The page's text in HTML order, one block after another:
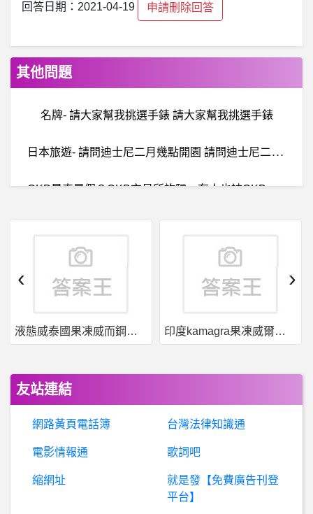
回答日期：2021-04-19 申請刪除回答
其他問題
名牌- 請大家幫我挑選手錶 請大家幫我挑選手錶
日
本旅遊- 請問迪士尼二月幾點開園 請問迪士尼二月幾點開園
O
KB是真是假？OKB交易所詐騙、有人也被OKB騙錢嗎？OKX/OKKING詐騙、多簽名冷錢包詐騙、被騙錢了拿的回來嗎？已經證實OKB是詐騙遇到需注意！
希洽- 出久真愛是誰？318雷 出久真愛是誰？318雷
周星馳- 這一part的短片
B
aseballXXXX- 楊彬今年也都還沒貢獻 楊彬今年也都還沒貢獻
棒球- 世界第二實至名歸 世界第二實至名歸
B
aseballXXXX- 遇到那種在外面嬰兒哭鬧家長不理的情況 遇到那種在外面嬰兒哭鬧家長不理的情況
液態威泰國果凍威而鋼哪裡買 印度kamagra果凍威爾剛用於治療男性勃起功能障礙
‹ ›
友站連結
網路黃頁電話簿 台灣法律知識通
電影情報通 歌詞吧
縮網址
就是發【免費廣告刊登
平台】